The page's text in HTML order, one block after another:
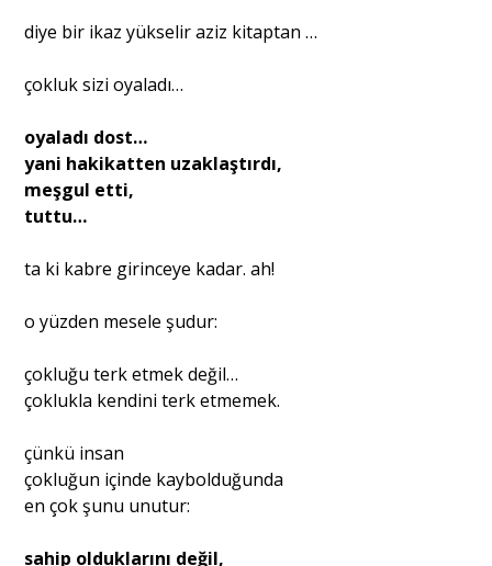
diye bir ikaz yükselir aziz kitaptan …
çokluk sizi oyaladı…
oyaladı dost…
yani hakikatten uzaklaştırdı,
meşgul etti,
tuttu…
ta ki kabre girinceye kadar. ah!
o yüzden mesele şudur:
çokluğu terk etmek değil…
çoklukla kendini terk etmemek.
çünkü insan
çokluğun içinde kaybolduğunda
en çok şunu unutur:
sahip olduklarını değil,